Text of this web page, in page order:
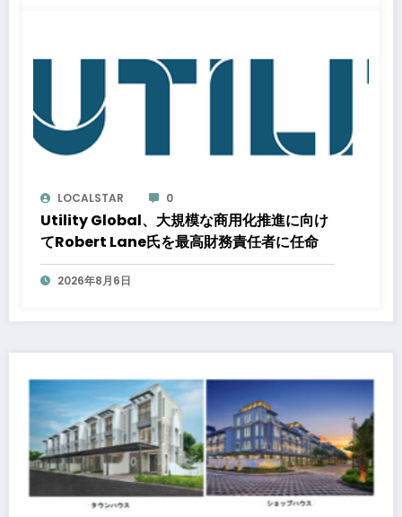
LOCALSTAR 0
Utility Global、大規模な商用化推進に向け
てRobert Lane氏を最高財務責任者に任命
2026年8月6日